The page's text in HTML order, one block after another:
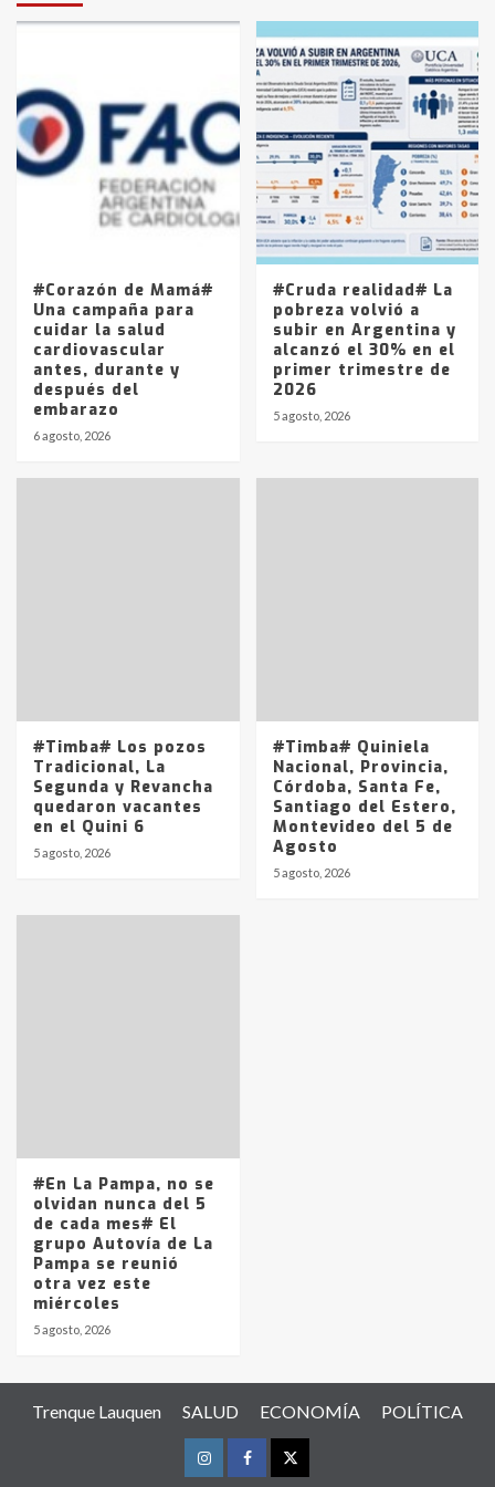
3
en la mañana del lunes
4
Accidente en Ruta 5: falleció un
joven de Trenque Lauquen
Los precios de los combustibles en
La Pampa, desde YPF hasta Axion
entre 857 a 1338 pesos
#Corazón de Mamá#
Una campaña para
cuidar la salud
cardiovascular
antes, durante y
después del
embarazo
6 agosto, 2026
#Cruda realidad# La
pobreza volvió a
subir en Argentina y
alcanzó el 30% en el
primer trimestre de
2026
5 agosto, 2026
#Timba# Los pozos
Tradicional, La
Segunda y Revancha
quedaron vacantes
en el Quini 6
5 agosto, 2026
#Timba# Quiniela
Nacional, Provincia,
Córdoba, Santa Fe,
Santiago del Estero,
Montevideo del 5 de
Agosto
5 agosto, 2026
#En La Pampa, no se
olvidan nunca del 5
de cada mes# El
grupo Autovía de La
Pampa se reunió
otra vez este
miércoles
5 agosto, 2026
Trenque Lauquen SALUD ECONOMÍA POLÍTICA
InstagramFacebookTwitter